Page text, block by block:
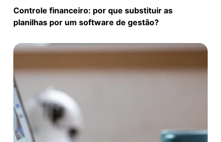
Controle financeiro: por que substituir as
planilhas por um software de gestão?